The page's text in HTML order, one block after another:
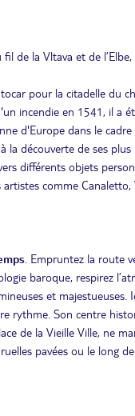
de la Vltava et de
pour la citadelle du
incendie en 1541, il a
d'Europe dans le
la découverte de ses
différents objets
comme Canaletto,
. Empruntez la route
baroque, respirez
et
Son centre
de la Vieille Ville, ne
pavées ou le long